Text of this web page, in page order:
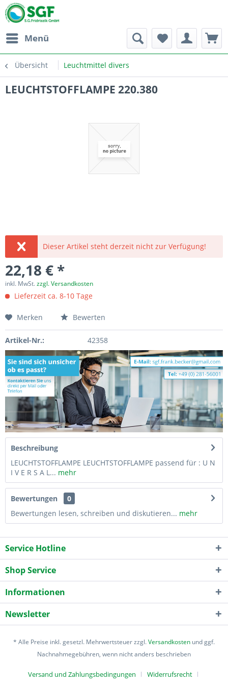
Menü
Übersicht Leuchtmittel divers
LEUCHTSTOFFLAMPE 220.380
Dieser Artikel steht derzeit nicht zur Verfügung!
22,18 € *
inkl. MwSt.zzgl. Versandkosten
Lieferzeit ca. 8-10 Tage
Merken Bewerten
Artikel-Nr.: 42358
Beschreibung
LEUCHTSTOFFLAMPE LEUCHTSTOFFLAMPE passend für : U N
I V E R S A L... mehr
Bewertungen
0
Bewertungen lesen, schreiben und diskutieren... mehr
Service Hotline
Shop Service
Informationen
Newsletter
* Alle Preise inkl. gesetzl. Mehrwertsteuer zzgl.Versandkosten und ggf.
Nachnahmegebühren, wenn nicht anders beschrieben
Versand und Zahlungsbedingungen Widerrufsrecht